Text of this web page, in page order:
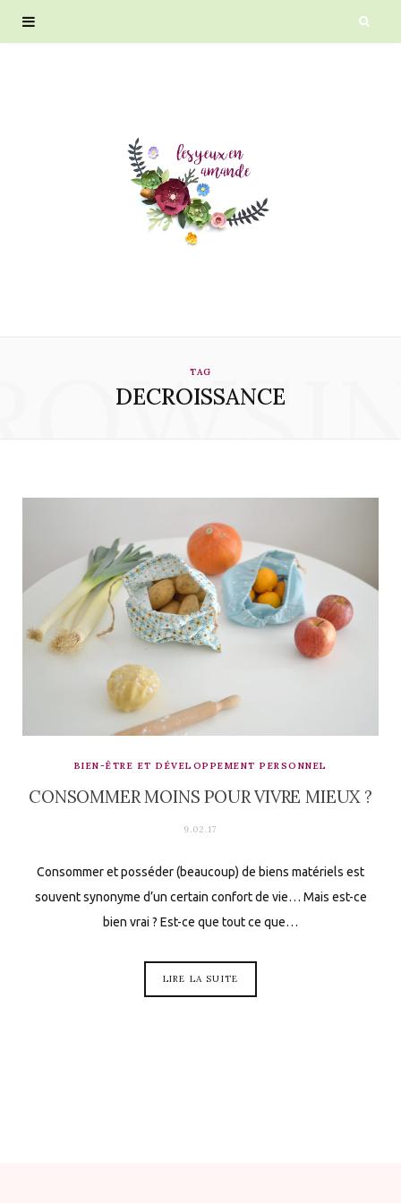
TAG
DECROISSANCE
BIEN-ÊTRE ET DÉVELOPPEMENT PERSONNEL
CONSOMMER MOINS POUR VIVRE MIEUX ?
9.02.17
Consommer et posséder (beaucoup) de biens matériels est
souvent synonyme d’un certain confort de vie… Mais est-ce
bien vrai ? Est-ce que tout ce que…
LIRE LA SUITE